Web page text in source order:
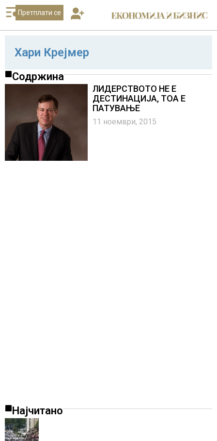
Претплати се
Хари Крејмер
Содржина
ЛИДЕРСТВОТО НЕ Е
ДЕСТИНАЦИЈА, ТОА Е
ПАТУВАЊЕ
11 ноември, 2015
Најчитано